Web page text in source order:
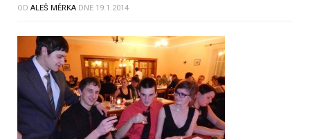
OD ALEŠ MĚRKA DNE 19.1.2014